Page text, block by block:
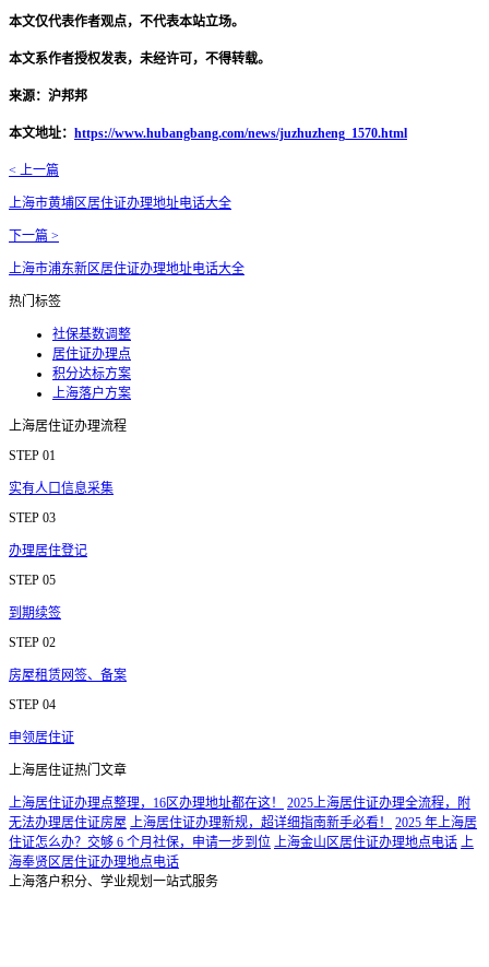
本文仅代表作者观点，不代表本站立场。
本文系作者授权发表，未经许可，不得转载。
来源：沪邦邦
本文地址： https://www.hubangbang.com/news/juzhuzheng_1570.html
< 上一篇
上海市黄埔区居住证办理地址电话大全
下一篇 >
上海市浦东新区居住证办理地址电话大全
热门标签
社保基数调整
居住证办理点
积分达标方案
上海落户方案
上海居住证办理流程
STEP 01
实有人口信息采集
STEP 03
办理居住登记
STEP 05
到期续签
STEP 02
房屋租赁网签、备案
STEP 04
申领居住证
上海居住证热门文章
上海居住证办理点整理，16区办理地址都在这！
2025上海居住证办理全流程，附
无法办理居住证房屋 上海居住证办理新规，超详细指南新手必看！
2025 年上海居
住证怎么办？交够 6 个月社保，申请一步到位 上海金山区居住证办理地点电话 上
海奉贤区居住证办理地点电话
上海落户积分、学业规划一站式服务